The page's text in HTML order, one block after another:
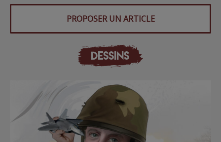
PROPOSER UN ARTICLE
DESSINS